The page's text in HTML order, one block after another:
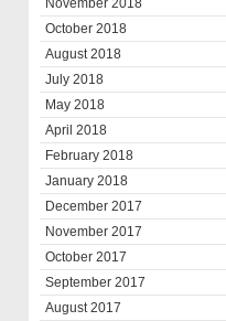
November 2018
October 2018
August 2018
July 2018
May 2018
April 2018
February 2018
January 2018
December 2017
November 2017
October 2017
September 2017
August 2017